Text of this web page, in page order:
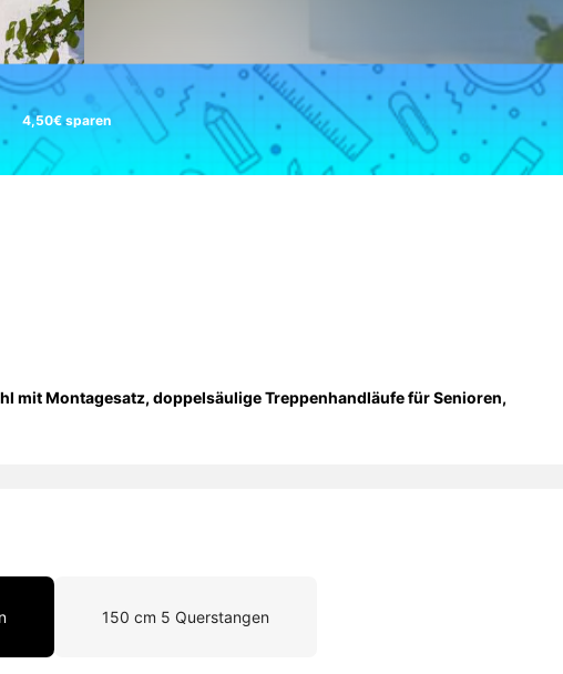
4,50€ sparen
mit Montagesatz, doppelsäulige Treppenhandläufe für Senioren,
150 cm 5 Querstangen